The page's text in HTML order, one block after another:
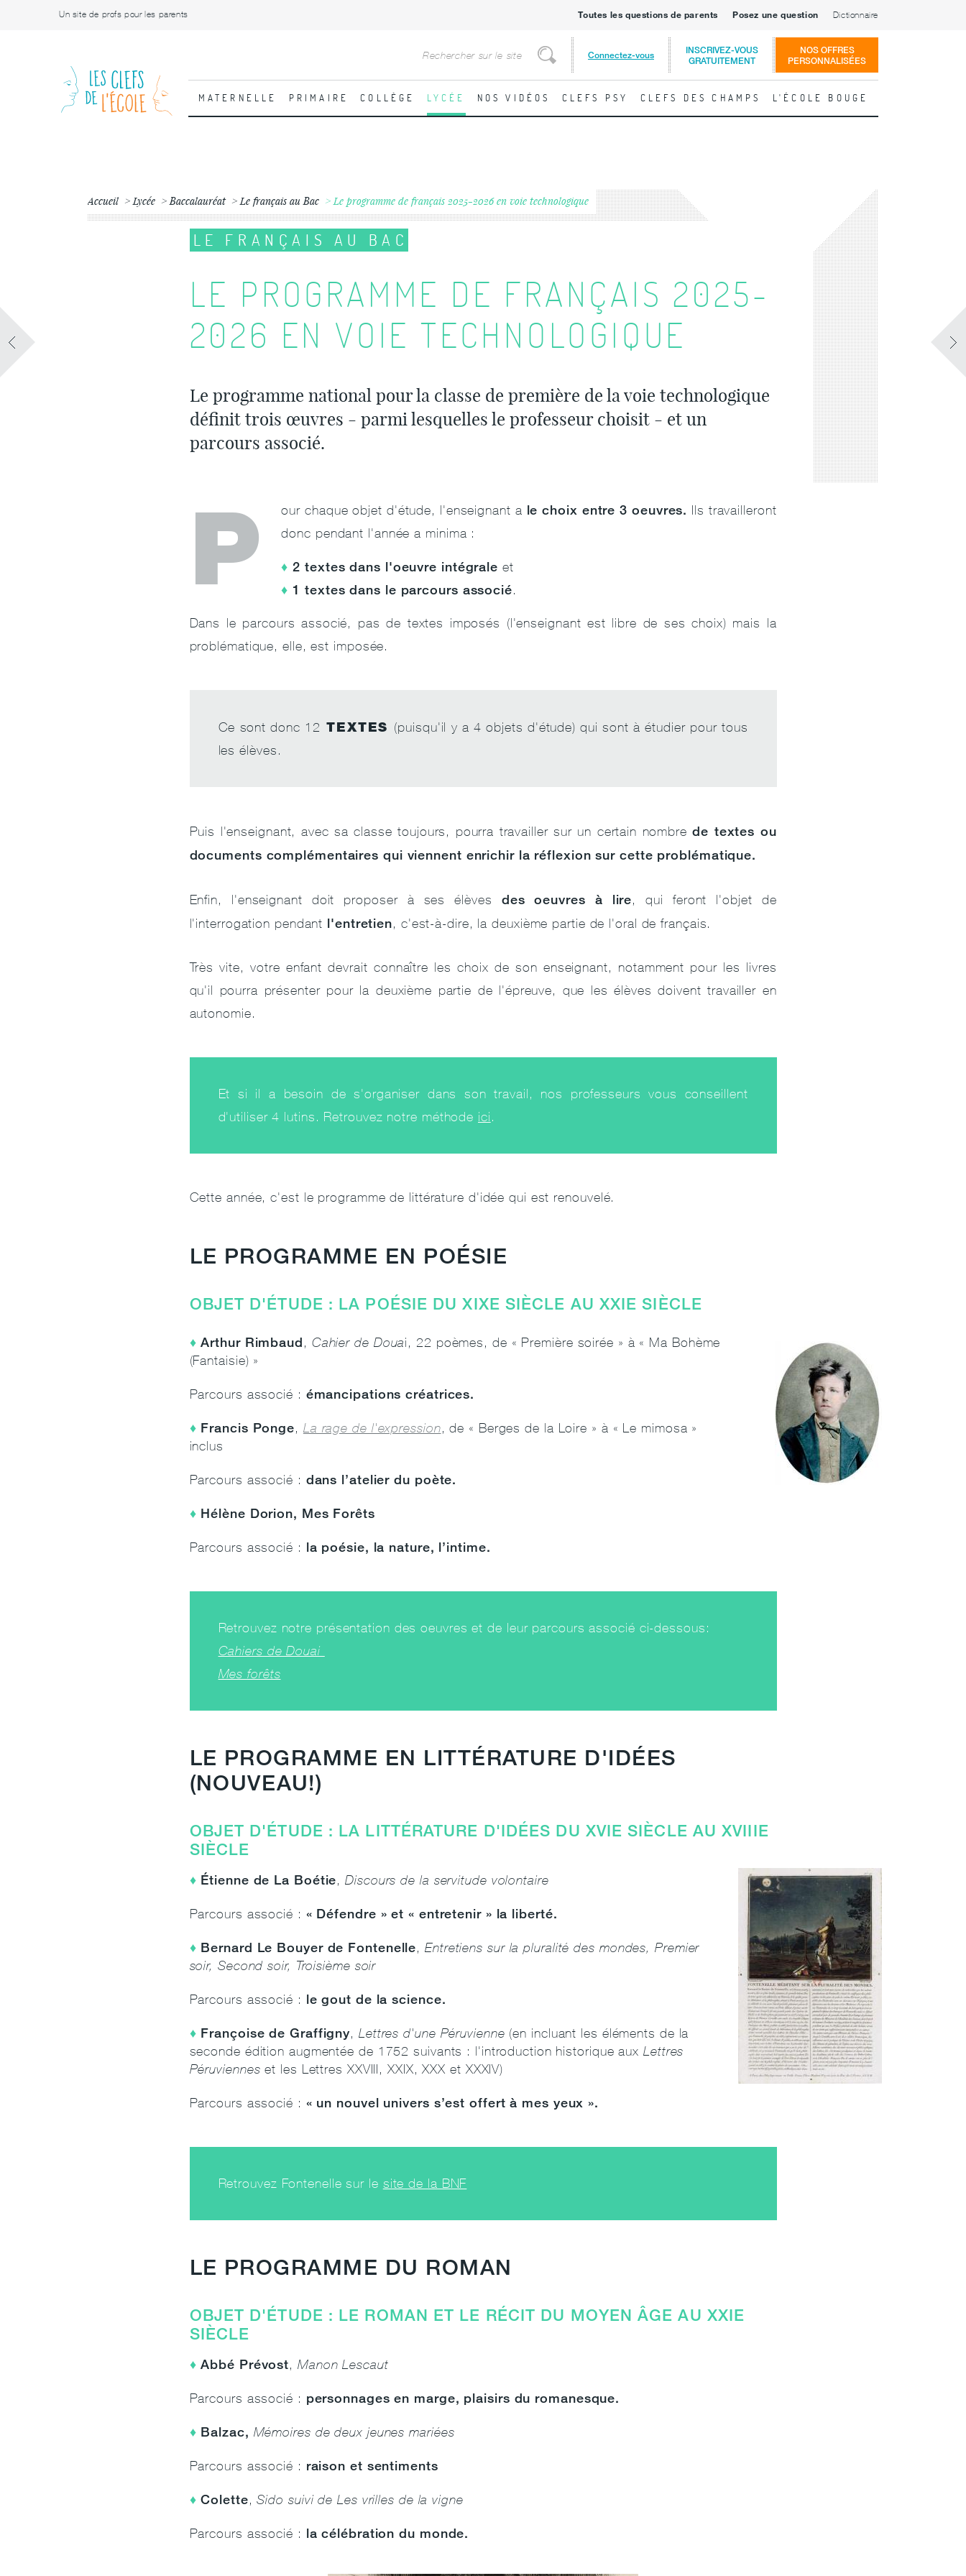
Un site de profs pour les parents Toutes les questions de parents Posez une question Dictionnaire
Rechercher
Connectez-vous
INSCRIVEZ-VOUS
GRATUITEMENT
NOS OFFRES
PERSONNALISÉES
MATERNELLE PRIMAIRE COLLÈGE LYCÉE NOS VIDÉOS CLEFS PSY CLEFS DES CHAMPS L'ÉCOLE BOUGE
Accueil Lycée Baccalauréat Le français au Bac Le programme de français 2025-2026 en voie technologique
LE FRANÇAIS AU BAC
LE PROGRAMME DE FRANÇAIS 2025-
2026 EN VOIE TECHNOLOGIQUE
Le programme national pour la classe de première de la voie technologique
définit trois œuvres - parmi lesquelles le professeur choisit - et un
parcours associé.
P our chaque objet d'étude, l'enseignant a le choix entre 3 oeuvres. Ils travailleront
donc pendant l'année a minima :
2 textes dans l'oeuvre intégrale et
1 textes dans le parcours associé.
Dans le parcours associé, pas de textes imposés (l'enseignant est libre de ses choix) mais la
problématique, elle, est imposée.
Ce sont donc 12 TEXTES (puisqu'il y a 4 objets d'étude) qui sont à étudier pour tous
les élèves.
Puis l'enseignant, avec sa classe toujours, pourra travailler sur un certain nombre de textes ou
documents complémentaires qui viennent enrichir la réflexion sur cette problématique.
Enfin, l'enseignant doit proposer à ses élèves des oeuvres à lire, qui feront l'objet de
l'interrogation pendant l'entretien, c'est-à-dire, la deuxième partie de l'oral de français.
Très vite, votre enfant devrait connaître les choix de son enseignant, notamment pour les livres
qu'il pourra présenter pour la deuxième partie de l'épreuve, que les élèves doivent travailler en
autonomie.
Et si il a besoin de s'organiser dans son travail, nos professeurs vous conseillent
d'utiliser 4 lutins. Retrouvez notre méthode ici.
Cette année, c'est le programme de littérature d'idée qui est renouvelé.
LE PROGRAMME EN POÉSIE
OBJET D'ÉTUDE : LA POÉSIE DU XIXE SIÈCLE AU XXIE SIÈCLE
Arthur Rimbaud, Cahier de Douai, 22 poèmes, de « Première soirée » à « Ma Bohème
(Fantaisie) »
Parcours associé : émancipations créatrices.
Francis Ponge, La rage de l'expression, de « Berges de la Loire » à « Le mimosa »
inclus
Parcours associé : dans l’atelier du poète.
Hélène Dorion, Mes Forêts
Parcours associé : la poésie, la nature, l’intime.
Retrouvez notre présentation des oeuvres et de leur parcours associé ci-dessous:
Cahiers de Douai
Mes forêts
LE PROGRAMME EN LITTÉRATURE D'IDÉES
(NOUVEAU!)
OBJET D'ÉTUDE : LA LITTÉRATURE D'IDÉES DU XVIE SIÈCLE AU XVIIIE
SIÈCLE
Étienne de La Boétie,Discours de la servitude volontaire
Parcours associé : « Défendre » et « entretenir » la liberté.
Bernard Le Bouyer de Fontenelle,Entretiens sur la pluralité des mondes, Premier
soir, Second soir, Troisième soir
Parcours associé : le gout de la science.
Françoise de Graffigny, Lettres d'une Péruvienne (en incluant les éléments de la
seconde édition augmentée de 1752 suivants : l'introduction historique auxLettres
Péruviennes et les Lettres XXVIII, XXIX, XXX et XXXIV)
Parcours associé : « un nouvel univers s’est offert à mes yeux ».
Retrouvez Fontenelle sur le site de la BNF
LE PROGRAMME DU ROMAN
OBJET D'ÉTUDE : LE ROMAN ET LE RÉCIT DU MOYEN ÂGE AU XXIE
SIÈCLE
Abbé Prévost, Manon Lescaut
Parcours associé : personnages en marge, plaisirs du romanesque.
Balzac, Mémoires de deux jeunes mariées
Parcours associé : raison et sentiments
Colette,Sido suivi de Les vrilles de la vigne
Parcours associé : la célébration du monde.